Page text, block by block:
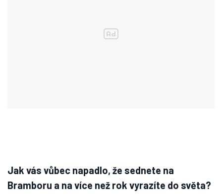
Jak vás vůbec napadlo, že sednete na
Bramboru a na více než rok vyrazíte do světa?